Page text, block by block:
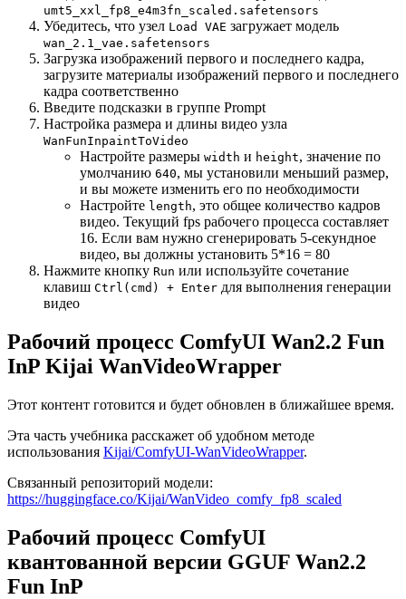
umt5_xxl_fp8_e4m3fn_scaled.safetensors
Убедитесь, что узел Load VAE загружает модель
wan_2.1_vae.safetensors
Загрузка изображений первого и последнего кадра,
загрузите материалы изображений первого и последнего
кадра соответственно
Введите подсказки в группе Prompt
Настройка размера и длины видео узла
WanFunInpaintToVideo
Настройте размеры width и height, значение по
умолчанию 640, мы установили меньший размер,
и вы можете изменить его по необходимости
Настройте length, это общее количество кадров
видео. Текущий fps рабочего процесса составляет
16. Если вам нужно сгенерировать 5-секундное
видео, вы должны установить 5*16 = 80
Нажмите кнопку Run или используйте сочетание
клавиш Ctrl(cmd) + Enter для выполнения генерации
видео
Рабочий процесс ComfyUI Wan2.2 Fun
InP Kijai WanVideoWrapper
Этот контент готовится и будет обновлен в ближайшее время.
Эта часть учебника расскажет об удобном методе
использования Kijai/ComfyUI-WanVideoWrapper.
Связанный репозиторий модели:
https://huggingface.co/Kijai/WanVideo_comfy_fp8_scaled
Рабочий процесс ComfyUI
квантованной версии GGUF Wan2.2
Fun InP